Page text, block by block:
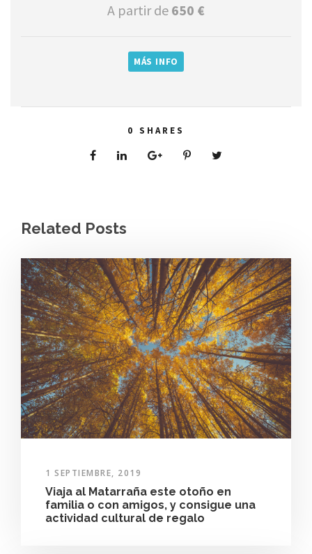
A partir de 650 €
MÁS INFO
0 SHARES
Related Posts
1 SEPTIEMBRE, 2019
Viaja al Matarraña este otoño en
familia o con amigos, y consigue una
actividad cultural de regalo